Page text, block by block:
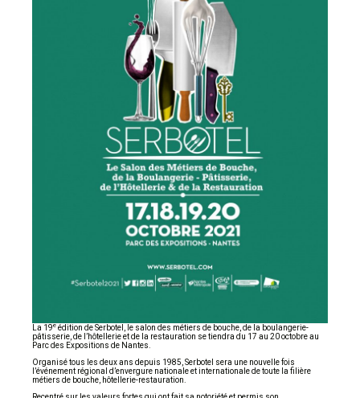
La 19e édition de Serbotel, le salon des métiers de bouche, de la boulangerie-
pâtisserie, de l’hôtellerie et de la restauration se tiendra du 17 au 20 octobre au
Parc des Expositions de Nantes.
Organisé tous les deux ans depuis 1985, Serbotel sera une nouvelle fois
l’événement régional d’envergure nationale et internationale de toute la filière
métiers de bouche, hôtellerie-restauration.